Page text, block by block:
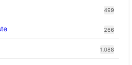
499
266
1.088